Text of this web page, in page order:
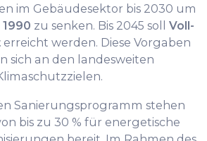
im Gebäudesektor bis 2030 um
zu senken. Bis 2045 soll Voll-
erreicht werden. Diese Vorgaben
sich an den landesweiten
Sanierungsprogramm stehen
bis zu 30 % für energetische